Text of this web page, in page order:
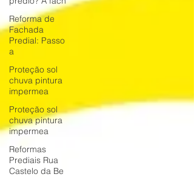
Reforma de
Fachada
Predial: Passo
a
Proteção sol
chuva pintura
impermea
Proteção sol
chuva pintura
impermea
Reformas
Prediais Rua
Castelo da Be